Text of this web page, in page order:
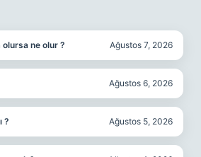
ne olur ? Ağustos 7, 2026
Ağustos 6, 2026
? Ağustos 5, 2026